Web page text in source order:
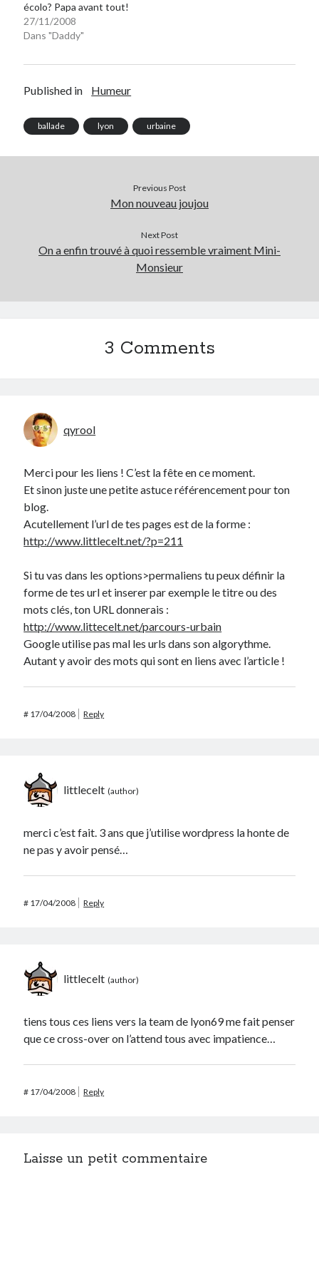
On parle de quoi ?
Coup de coeur
Engagé
Green
Non classé
Vidéos
écolo? Papa avant tout!
27/11/2008
Dans "Daddy"
Published in Humeur
ballade lyon urbaine
Previous Post
Mon nouveau joujou
Next Post
On a enfin trouvé à quoi ressemble vraiment Mini-
Monsieur
3 Comments
qyrool
Merci pour les liens ! C’est la fête en ce moment.
Et sinon juste une petite astuce référencement pour ton
blog.
Acutellement l’url de tes pages est de la forme :
http://www.littlecelt.net/?p=211
Si tu vas dans les options>permaliens tu peux définir la
forme de tes url et inserer par exemple le titre ou des
mots clés, ton URL donnerais :
http://www.littecelt.net/parcours-urbain
Google utilise pas mal les urls dans son algorythme.
Autant y avoir des mots qui sont en liens avec l’article !
# 17/04/2008 Reply
littlecelt
merci c’est fait. 3 ans que j’utilise wordpress la honte de
ne pas y avoir pensé…
# 17/04/2008 Reply
littlecelt
tiens tous ces liens vers la team de lyon69 me fait penser
que ce cross-over on l’attend tous avec impatience…
# 17/04/2008 Reply
Laisse un petit commentaire